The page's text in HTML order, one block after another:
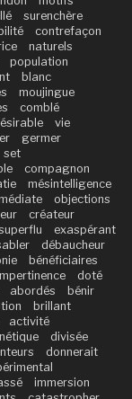
surenchère
contrefaçon
naturels
population
blanc
moujingue
comblé
vie
germer
set
compagnon
mésintelligence
objections
créateur
exaspérant
débaucheur
bénéficiaires
doté
abordés
bénir
brillant
activité
divisée
donnerait
immersion